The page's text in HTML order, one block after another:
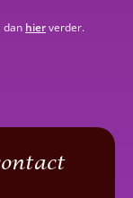
dan hierverder.